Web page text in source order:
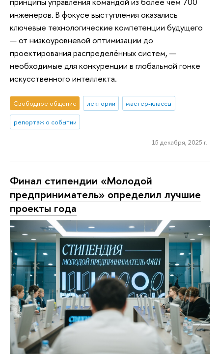
инженеров. В фокусе выступления оказались
ключевые технологические компетенции будущего
— от низкоуровневой оптимизации до
проектирования распределённых систем, —
необходимые для конкуренции в глобальной гонке
искусственного интеллекта.
Свободное общение лектории мастер-классы
репортаж о событии
15 декабря, 2025 г.
Финал стипендии «Молодой
предприниматель» определил лучшие
проекты года